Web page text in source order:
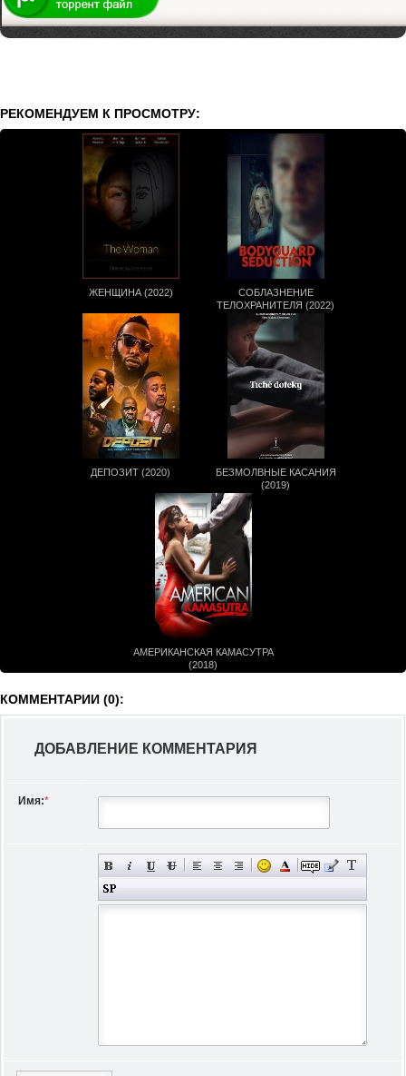
РЕКОМЕНДУЕМ К ПРОСМОТРУ:
ЖЕНЩИНА (2022)
CОБЛАЗНЕНИЕ
ТЕЛОХРАНИТЕЛЯ (2022)
ДЕПОЗИТ (2020)
БЕЗМОЛВНЫЕ КАСАНИЯ
(2019)
АМЕРИКАНСКАЯ КАМАСУТРА
(2018)
КОММЕНТАРИИ (0):
ДОБАВЛЕНИЕ КОММЕНТАРИЯ
Имя:*